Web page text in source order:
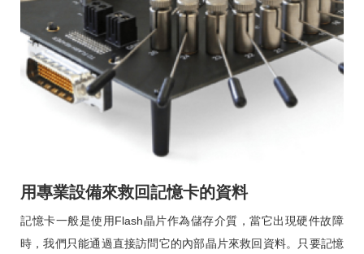
用專業設備來救回記憶卡的資料
記憶卡一般是使用Flash晶片作為儲存介質，當它出現硬件故障
時，我們只能通過直接訪問它的內部晶片來救回資料。只要記憶